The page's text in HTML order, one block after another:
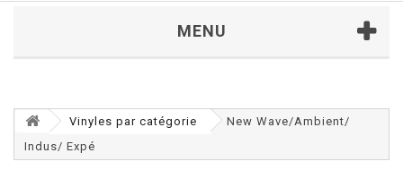
MENU
Vinyles par catégorie
New Wave/Ambient/
Indus/ Expé